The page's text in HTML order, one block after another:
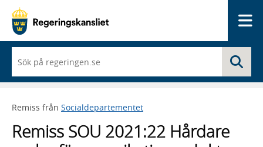
du
börjar
skriva
framträder
lista
med
Remiss från Socialdepartementet
Remiss SOU 2021:22 Hårdare